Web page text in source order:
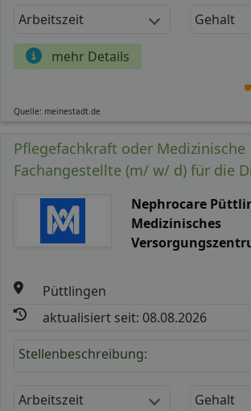
Arbeitszeit Gehalt
mehr Details
Quelle: meinestadt.de
Pflegefachkraft oder Medizinische
Fachangestellte (m/ w/ d) für die
Nephrocare
Medizinisches
Püttlingen
aktualisiert seit: 08.08.2026
Stellenbeschreibung:
Arbeitszeit Gehalt